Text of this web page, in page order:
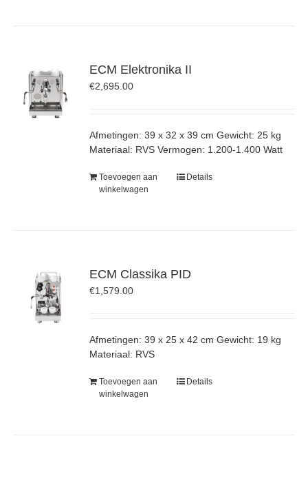
ECM Elektronika II
€2,695.00
Afmetingen: 39 x 32 x 39 cm Gewicht: 25 kg
Materiaal: RVS Vermogen: 1.200-1.400 Watt
Toevoegen aan
winkelwagen
Details
ECM Classika PID
€1,579.00
Afmetingen: 39 x 25 x 42 cm Gewicht: 19 kg
Materiaal: RVS
Toevoegen aan
winkelwagen
Details